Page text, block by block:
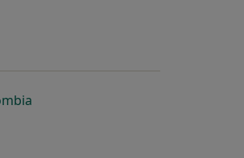
nowej karcie
się w nowej karcie
otwiera się w nowej karcie